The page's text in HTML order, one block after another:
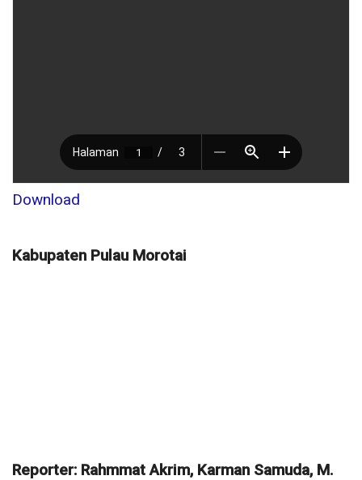
Download
Kabupaten Pulau Morotai
Reporter: Rahmmat Akrim, Karman Samuda, M.